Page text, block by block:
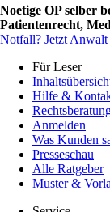
Noetige OP selber
Patientenrecht,
Notfall? Jetzt Anwalt
Für Leser
Hilfe &
Anmelden
Was Kunden
Presseschau
Alle Ratgeber
Muster &